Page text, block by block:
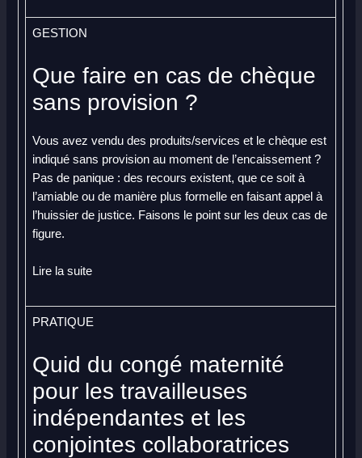
GESTION
Que faire en cas de chèque
sans provision ?
Vous avez vendu des produits/services et le chèque est
indiqué sans provision au moment de l’encaissement ?
Pas de panique : des recours existent, que ce soit à
l’amiable ou de manière plus formelle en faisant appel à
l’huissier de justice. Faisons le point sur les deux cas de
figure.
Lire la suite
PRATIQUE
Quid du congé maternité
pour les travailleuses
indépendantes et les
conjointes collaboratrices